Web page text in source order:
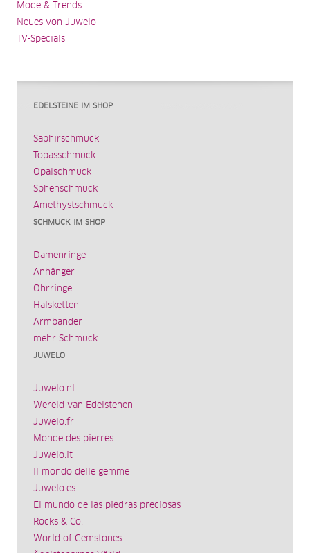
Mode & Trends
Neues von Juwelo
TV-Specials
EDELSTEINE IM SHOP
Saphirschmuck
Topasschmuck
Opalschmuck
Sphenschmuck
Amethystschmuck
SCHMUCK IM SHOP
Damenringe
Anhänger
Ohrringe
Halsketten
Armbänder
mehr Schmuck
JUWELO
Juwelo.nl
Wereld van Edelstenen
Juwelo.fr
Monde des pierres
Juwelo.it
Il mondo delle gemme
Juwelo.es
El mundo de las piedras preciosas
Rocks & Co.
World of Gemstones